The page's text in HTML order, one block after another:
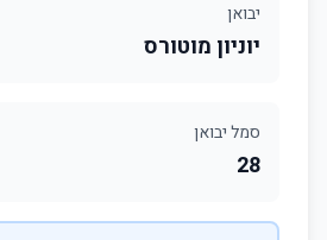
יבואן
יוניון מוטורס
סמל יבואן
28